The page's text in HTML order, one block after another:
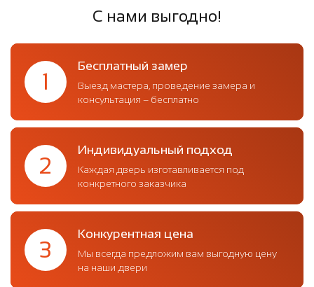
С нами выгодно!
1
Бесплатный замер
Выезд мастера, проведение замера и
консультация – бесплатно
2
Индивидуальный подход
Каждая дверь изготавливается под
конкретного заказчика
3
Конкурентная цена
Мы всегда предложим вам выгодную цену
на наши двери